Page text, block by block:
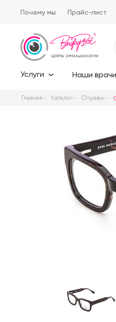
Почему мы Прайс-лист
Услуги Наши врачи
Главная Каталог Оправы